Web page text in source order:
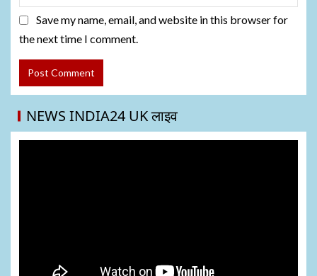
Save my name, email, and website in this browser for
the next time I comment.
NEWS INDIA24 UK लाइव